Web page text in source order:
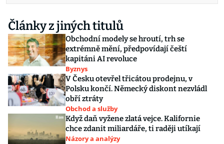
Články z jiných titulů
Obchodní modely se hroutí, trh se
extrémně mění, předpovídají čeští
kapitáni AI revoluce
Byznys
V Česku otevřel třicátou prodejnu, v
Polsku končí. Německý diskont nezvládl
obří ztráty
Obchod a služby
Když daň vyžene zlatá vejce. Kalifornie
chce zdanit miliardáře, ti raději utíkají
Názory a analýzy